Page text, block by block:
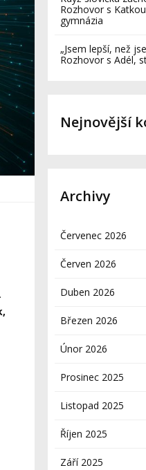
Rozhovor s
gymnázia
„Jsem lepší, než
Rozhovor s Adél,
Nejnovější
Archivy
Červenec 2026
Červen 2026
Duben 2026
Březen 2026
Únor 2026
Prosinec 2025
Listopad 2025
Říjen 2025
Září 2025